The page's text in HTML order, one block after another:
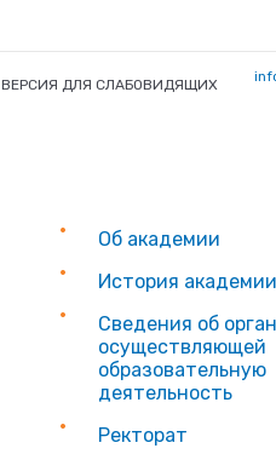
ВЕРСИЯ ДЛЯ СЛАБОВИДЯЩИХ
Об академии
История академии
Сведения об
осуществляющей
образовательную
деятельность
Ректорат